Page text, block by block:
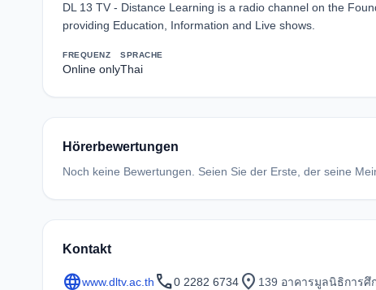
DL 13 TV - Distance Learning is a radio channel on the
providing Education, Information and Live shows.
FREQUENZ
Online only
SPRACHE
Thai
Hörerbewertungen
Noch keine Bewertungen. Seien Sie der Erste, der seine
Kontakt
languagewww.dltv.ac.th call0 2282 6734 location_on 139 อาคารมูลนิธิการศึ